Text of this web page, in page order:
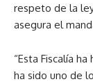
respeto de la
asegura el
“Esta Fiscalía
ha sido uno de